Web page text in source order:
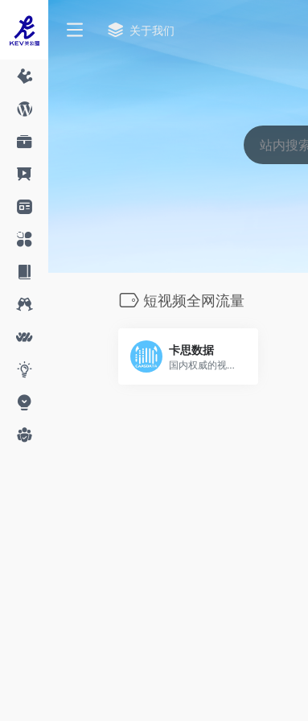
关于我们
短视频全网流量
卡思数据
国内权威的视频全网数据开放平台